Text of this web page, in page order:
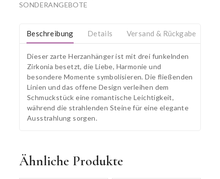
SONDERANGEBOTE
Beschreibung Details Versand & Rückgabe
Dieser zarte Herzanhänger ist mit drei funkelnden
Zirkonia besetzt, die Liebe, Harmonie und
besondere Momente symbolisieren. Die fließenden
Linien und das offene Design verleihen dem
Schmuckstück eine romantische Leichtigkeit,
während die strahlenden Steine für eine elegante
Ausstrahlung sorgen.
Ähnliche Produkte